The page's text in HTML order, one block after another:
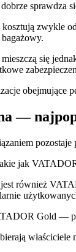
sprawdza
zwykle
się
obejmujące
—
pozostaje
jak
również
Gold —